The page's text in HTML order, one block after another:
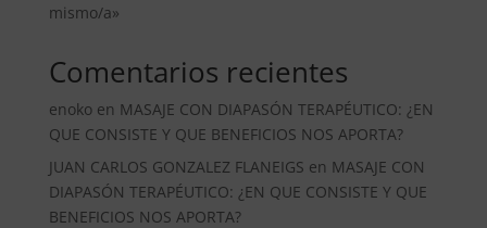
mismo/a»
Comentarios recientes
enokoen MASAJE CON DIAPASÓN TERAPÉUTICO: ¿EN
QUE CONSISTE Y QUE BENEFICIOS NOS APORTA?
JUAN CARLOS GONZALEZ FLANEIGS en MASAJE CON
DIAPASÓN TERAPÉUTICO: ¿EN QUE CONSISTE Y QUE
BENEFICIOS NOS APORTA?